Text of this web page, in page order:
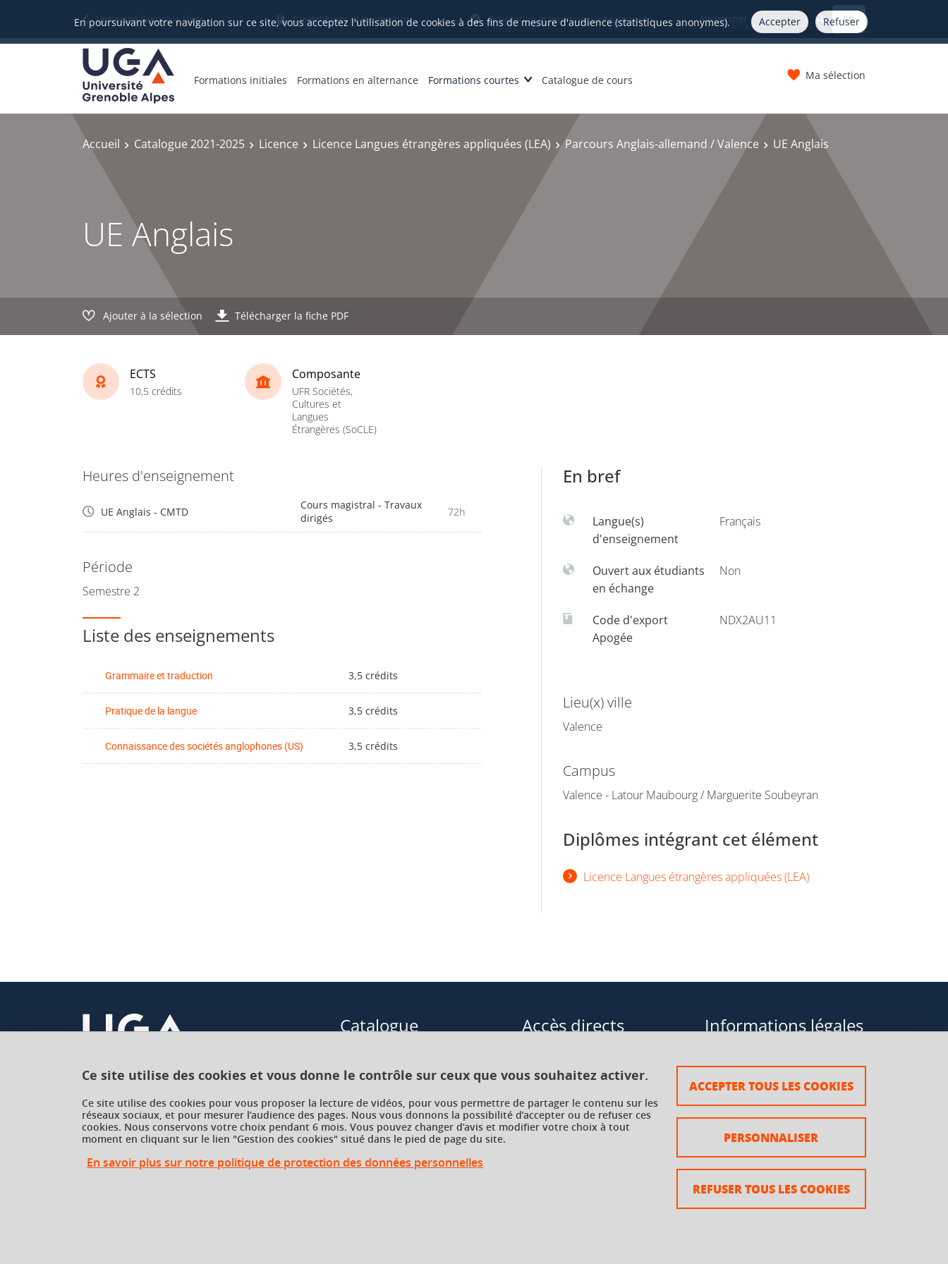
Ce site utilise des cookies et vous donne le contrôle sur ceux que vous souhaitez activer.
Ce site utilise des cookies pour vous proposer la lecture de vidéos, pour vous permettre de partager le contenu sur les
réseaux sociaux, et pour mesurer l’audience des pages. Nous vous donnons la possibilité d’accepter ou de refuser ces
cookies. Nous conservons votre choix pendant 6 mois. Vous pouvez changer d’avis et modifier votre choix à tout
moment en cliquant sur le lien "Gestion des cookies" situé dans le pied de page du site.
En savoir plus sur notre politique de protection des données personnelles
ACCEPTER TOUS LES COOKIES
REFUSER TOUS LES COOKIES
PERSONNALISER
En poursuivant votre navigation sur ce site, vous acceptez l'utilisation de cookies à des fins de mesure d'audience (statistiques anonymes). Accepter Refuser
Université Grenoble Alpes Candidatures et inscriptions Orientation et insertion professionnelle FR
Formations initiales Formations en alternance Formations courtes Catalogue de cours Ma sélection
Accueil Catalogue 2021-2025 Licence Licence Langues étrangères appliquées (LEA) Parcours Anglais-allemand / Valence UE Anglais
UE Anglais
Ajouter à la sélection Télécharger la fiche PDF
ECTS
10,5 crédits
Composante
UFR Sociétés,
Cultures et
Langues
Étrangères (SoCLE)
Heures d'enseignement
UE Anglais - CMTD
Cours magistral - Travaux
dirigés
72h
Période
Semestre 2
Liste des enseignements
Grammaire et traduction 3,5 crédits
Pratique de la langue 3,5 crédits
Connaissance des sociétés anglophones (US) 3,5 crédits
En bref
Langue(s)
d'enseignement
Français
Ouvert aux étudiants
en échange
Non
Code d'export
Apogée
NDX2AU11
Lieu(x) ville
Valence
Campus
Valence - Latour Maubourg / Marguerite Soubeyran
Diplômes intégrant cet élément
Licence Langues étrangères appliquées (LEA)
Université Grenoble Alpes
621 avenue Centrale
38400 Saint-Martin-d'Hères
France
Catalogue
Formations courtes
Recherche par facultés, écoles,
instituts
Accès directs
Enseignements transversaux à
choix (ETC)
Informations légales
Plan du site
Mentions légales
Crédits
Accessibilité : non conforme